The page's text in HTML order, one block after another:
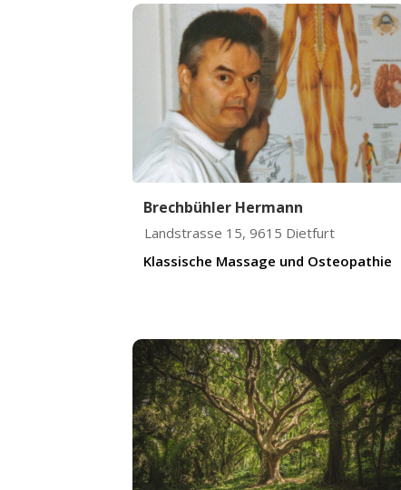
Brechbühler Hermann
Landstrasse 15, 9615 Dietfurt
Klassische Massage und Osteopathie